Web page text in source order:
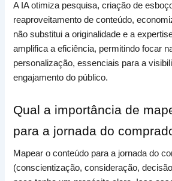
A IA otimiza pesquisa, criação de
reaproveitamento de conteúdo,
não substitui a originalidade e a
amplifica a eficiência, permitindo focar
personalização, essenciais para a
engajamento do público.
Qual a importância de
para a jornada do
Mapear o conteúdo para a jornada do
(conscientização, consideração,